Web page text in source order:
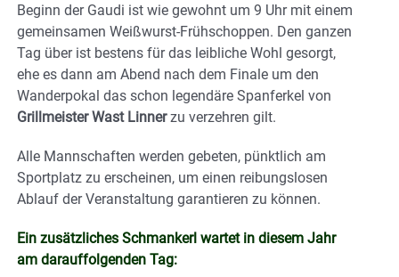
Beginn der Gaudi ist wie gewohnt um 9 Uhr mit einem
gemeinsamen Weißwurst-Frühschoppen. Den ganzen
Tag über ist bestens für das leibliche Wohl gesorgt,
ehe es dann am Abend nach dem Finale um den
Wanderpokal das schon legendäre Spanferkel von
Grillmeister Wast Linnerzu verzehren gilt.
Alle Mannschaften werden gebeten, pünktlich am
Sportplatz zu erscheinen, um einen reibungslosen
Ablauf der Veranstaltung garantieren zu können.
Ein zusätzliches Schmankerl wartet in diesem Jahr
am darauffolgenden Tag: